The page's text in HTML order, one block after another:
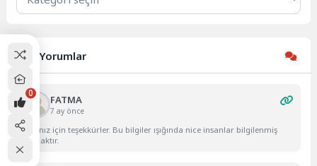
Son Yorumlar
FATMA
7 ay önce
Yazınız için teşekkürler. Bu bilgiler ışığında nice insanlar bilgilenmiş
olacaktır.
0